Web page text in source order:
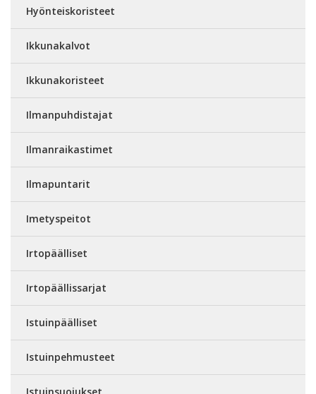
Hyönteiskoristeet
Ikkunakalvot
Ikkunakoristeet
Ilmanpuhdistajat
Ilmanraikastimet
Ilmapuntarit
Imetyspeitot
Irtopäälliset
Irtopäällissarjat
Istuinpäälliset
Istuinpehmusteet
Istuinsuojukset